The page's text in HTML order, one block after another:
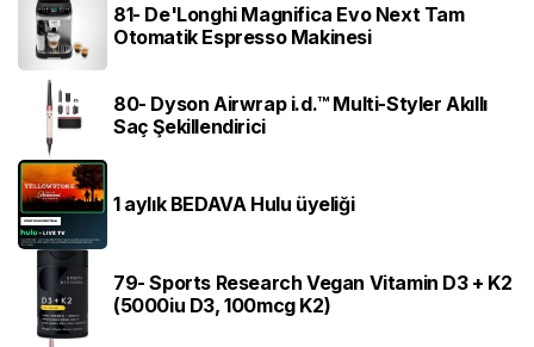
81- De'Longhi Magnifica Evo Next Tam
Otomatik Espresso Makinesi
80- Dyson Airwrap i.d.™ Multi-Styler Akıllı
Saç Şekillendirici
1 aylık BEDAVA Hulu üyeliği
79- Sports Research Vegan Vitamin D3 + K2
(5000iu D3, 100mcg K2)